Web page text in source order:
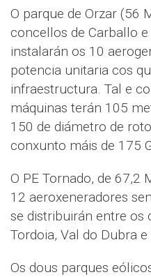
O parque de Orzar (56
concellos de Carballo
instalarán os 10
potencia unitaria cos
infraestructura. Tal e
máquinas terán 105
150 de diámetro de
conxunto máis de 175
O PE Tornado, de 67,2
12 aeroxeneradores
se distribuirán entre os
Tordoia, Val do Dubra e
Os dous parques